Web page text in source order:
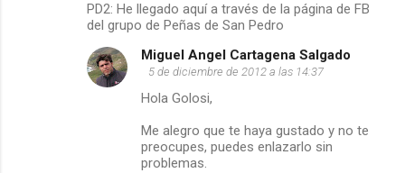
PD2: He llegado aquí a través de la página de FB
del grupo de Peñas de San Pedro
Miguel Angel Cartagena Salgado
5 de diciembre de 2012 a las 14:37
Hola Golosi,
Me alegro que te haya gustado y no te
preocupes, puedes enlazarlo sin
problemas.